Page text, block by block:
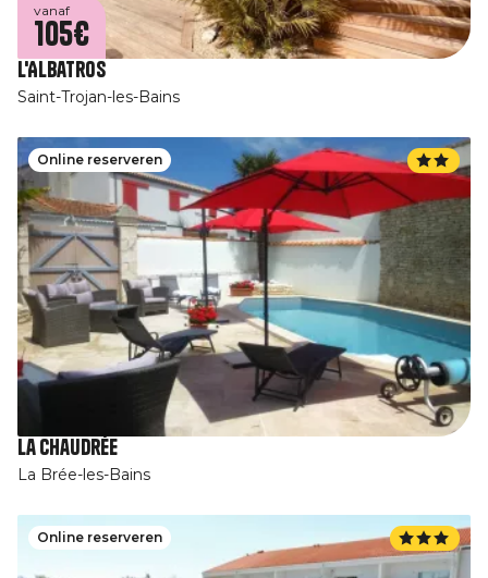
vanaf
105€
L'Albatros
Saint-Trojan-les-Bains
Online reserveren
La Chaudrée
La Brée-les-Bains
Online reserveren